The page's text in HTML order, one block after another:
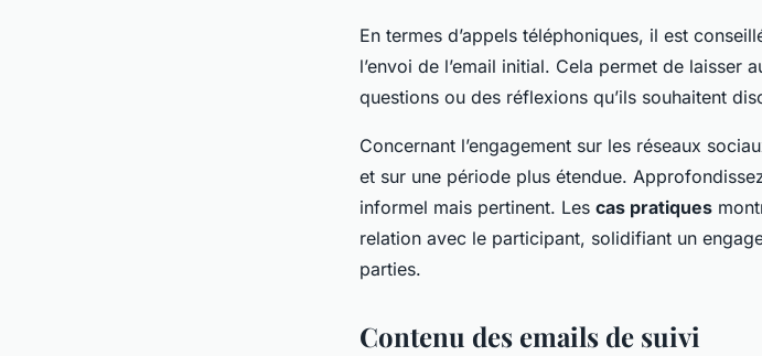
En termes d’appels téléphoniques, il est
l’envoi de l’email initial. Cela permet de
questions ou des réflexions qu’ils souhaitent
Concernant l’engagement sur les réseaux
et sur une période plus étendue.
informel mais pertinent. Les cas pratiques
relation avec le participant, solidifiant un
parties.
Contenu des emails de suivi